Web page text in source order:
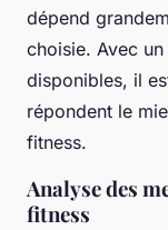
dépend
choisie. Avec
disponibles, il
répondent le
fitness.
Analyse des
fitness